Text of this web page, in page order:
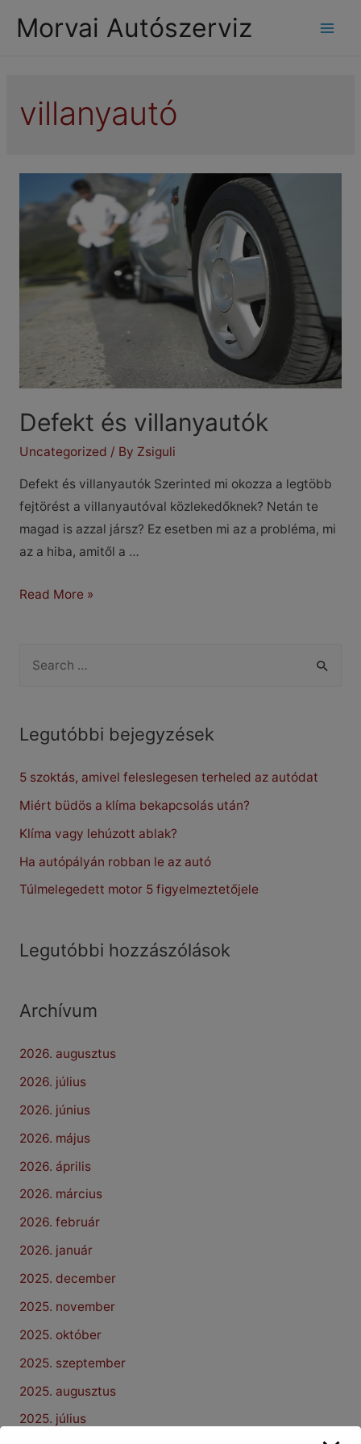
Morvai Autószerviz
villanyautó
Defekt és villanyautók
Uncategorized / By Zsiguli
Defekt és villanyautók Szerinted mi okozza a legtöbb
fejtörést a villanyautóval közlekedőknek? Netán te
magad is azzal jársz? Ez esetben mi az a probléma, mi
az a hiba, amitől a …
Defekt
Read More »
r
h
f
o
r
Legutóbbi bejegyzések
5 szoktás, amivel feleslegesen terheled az autódat
Miért büdös a klíma bekapcsolás után?
Klíma vagy lehúzott ablak?
Ha autópályán robban le az autó
Túlmelegedett motor 5 figyelmeztetőjele
Legutóbbi hozzászólások
Archívum
2026. augusztus
2026. július
2026. június
2026. május
2026. április
2026. március
2026. február
2026. január
2025. december
2025. november
2025. október
2025. szeptember
2025. augusztus
2025. július